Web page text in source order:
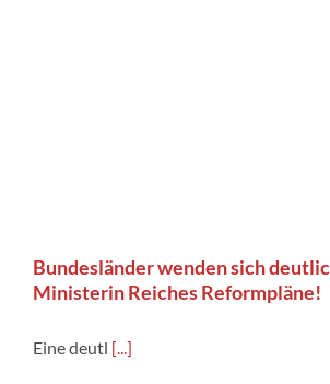
Bundesländer wenden sich
Ministerin Reiches Reformpläne!
Eine deutl [...]